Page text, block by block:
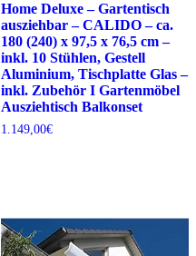
Home Deluxe – Gartentisch
ausziehbar – CALIDO – ca.
180 (240) x 97,5 x 76,5 cm –
inkl. 10 Stühlen, Gestell
Aluminium, Tischplatte Glas –
inkl. Zubehör I Gartenmöbel
Ausziehtisch Balkonset
1.149,00€